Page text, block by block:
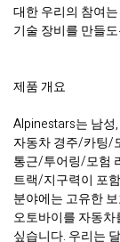
대한 우리의 참여
기술 장비를 만들
제품 개요
Alpinestars는 남성
자동차 경주/카팅/
통근/투어링/모험
트랙/지구력이 포
분야에는 고유한
오토바이를 자동
싶습니다. 우리는